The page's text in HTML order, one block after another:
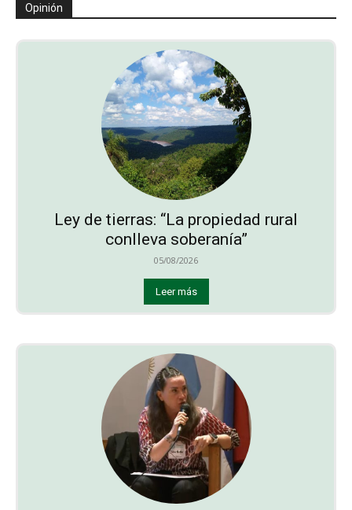
Opinión
Ley de tierras: “La propiedad rural
conlleva soberanía”
05/08/2026
Leer más